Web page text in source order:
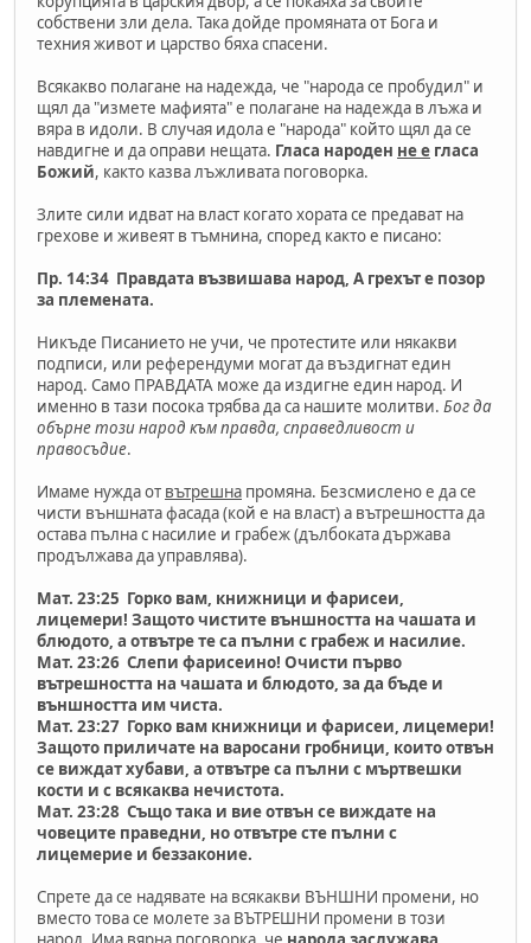
собствени зли дела. Така дойде промяната от Бога и
техния живот и царство бяха спасени.
Всякакво полагане на надежда, че "народа се пробудил" и
щял да "измете мафията" е полагане на надежда в лъжа и
вяра в идоли. В случая идола е "народа" който щял да се
навдигне и да оправи нещата. Гласа народен не е гласа
Божий, както казва лъжливата поговорка.
Злите сили идват на власт когато хората се предават на
грехове и живеят в тъмнина, според както е писано:
Пр. 14:34 Правдата възвишава народ, А грехът е позор
за племената.
Никъде Писанието не учи, че протестите или някакви
подписи, или референдуми могат да въздигнат един
народ. Само ПРАВДАТА може да издигне един народ. И
именно в тази посока трябва да са нашите молитви. Бог да
обърне този народ към правда, справедливост и
правосъдие.
Имаме нужда от вътрешна промяна. Безсмислено е да се
чисти външната фасада (кой е на власт) а вътрешността да
остава пълна с насилие и грабеж (дълбоката държава
продължава да управлява).
Мат. 23:25 Горко вам, книжници и фарисеи,
лицемери! Защото чистите външността на чашата и
блюдото, а отвътре те са пълни с грабеж и насилие.
Maт. 23:26 Слепи фарисеино! Очисти първо
вътрешността на чашата и блюдото, за да бъде и
външността им чиста.
Maт. 23:27 Горко вам книжници и фарисеи, лицемери!
Защото приличате на варосани гробници, които отвън
се виждат хубави, а отвътре са пълни с мъртвешки
кости и с всякаква нечистота.
Maт. 23:28 Също така и вие отвън се виждате на
човеците праведни, но отвътре сте пълни с
лицемерие и беззаконие.
Спрете да се надявате на всякакви ВЪНШНИ промени, но
вместо това се молете за ВЪТРЕШНИ промени в този